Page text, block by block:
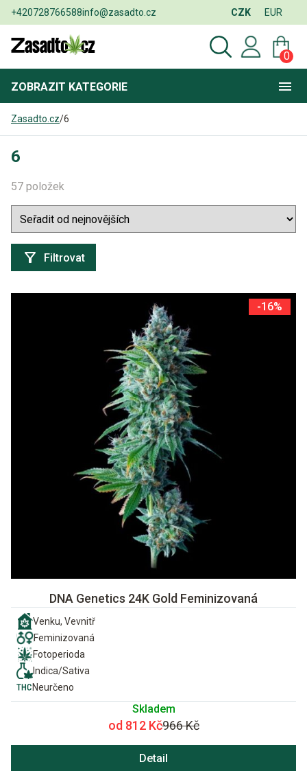
+420728766588info@zasadto.cz CZK EUR
0
ZOBRAZIT KATEGORIE
Zasadto.cz/6
6
57 položek
Filtrovat
-16%
DNA Genetics 24K Gold Feminizovaná
Venku, Vevnitř
Feminizovaná
Fotoperioda
Indica/Sativa
Neurčeno
Skladem
od 812 Kč966 Kč
Detail